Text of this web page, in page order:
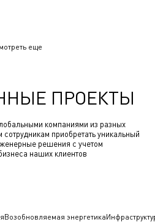
еще
ПРОЕКТЫ
компаниями из разных
приобретать уникальный
решения с учетом
наших клиентов
Возобновляемая энергетика